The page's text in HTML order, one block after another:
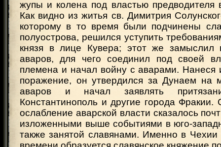
жупы и колена под властью предводителя
Как видно из житья св. Димитрия
которому в то время были подчинены
полуострова, решился уступить
князя в лице Кувера; этот же замыслил
аваров, для чего соединил под своей
племена и начал войну с аварами. Нанеся
поражение, он утвердился за Дунаем на
аваров и начал заявлять
Константинополь и другие города Фракии.
ослабление аварской власти сказалось
изложенными выше событиями в юго-
также занятой славянами. Именно в